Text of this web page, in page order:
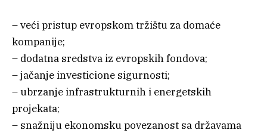
– veći pristup evropskom tržištu za domaće
kompanije;
– dodatna sredstva iz evropskih fondova;
– jačanje investicione sigurnosti;
– ubrzanje infrastrukturnih i energetskih
projekata;
– snažniju ekonomsku povezanost sa državama